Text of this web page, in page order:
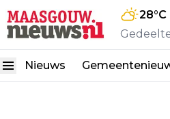
28°C
Nieuws